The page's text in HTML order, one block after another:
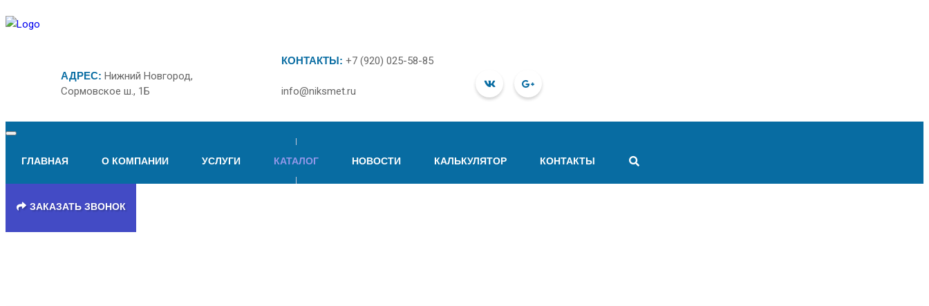
АДРЕС: Нижний Новгород,
Сормовское ш., 1Б
КОНТАКТЫ: +7 (920) 025-58-85
info@niksmet.ru
ГЛАВНАЯ О КОМПАНИИ УСЛУГИ КАТАЛОГ НОВОСТИ КАЛЬКУЛЯТОР КОНТАКТЫ
ЗАКАЗАТЬ ЗВОНОК